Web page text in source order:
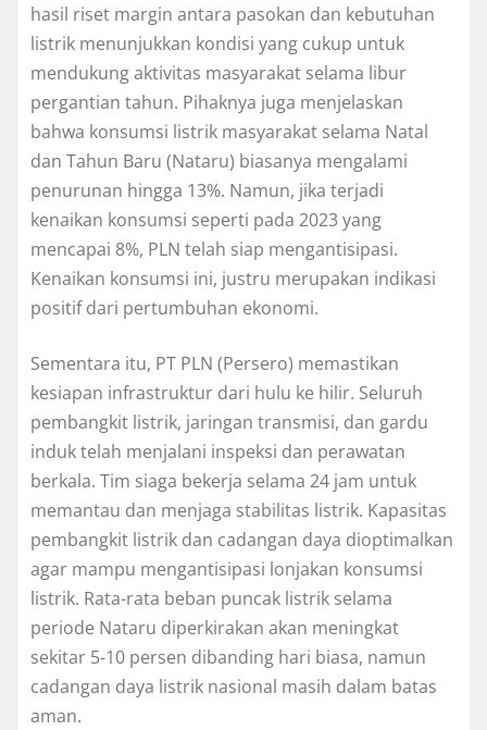
hasil riset margin antara pasokan dan kebutuhan
listrik menunjukkan kondisi yang cukup untuk
mendukung aktivitas masyarakat selama libur
pergantian tahun. Pihaknya juga menjelaskan
bahwa konsumsi listrik masyarakat selama Natal
dan Tahun Baru (Nataru) biasanya mengalami
penurunan hingga 13%. Namun, jika terjadi
kenaikan konsumsi seperti pada 2023 yang
mencapai 8%, PLN telah siap mengantisipasi.
Kenaikan konsumsi ini, justru merupakan indikasi
positif dari pertumbuhan ekonomi.
Sementara itu, PT PLN (Persero) memastikan
kesiapan infrastruktur dari hulu ke hilir. Seluruh
pembangkit listrik, jaringan transmisi, dan gardu
induk telah menjalani inspeksi dan perawatan
berkala. Tim siaga bekerja selama 24 jam untuk
memantau dan menjaga stabilitas listrik. Kapasitas
pembangkit listrik dan cadangan daya dioptimalkan
agar mampu mengantisipasi lonjakan konsumsi
listrik. Rata-rata beban puncak listrik selama
periode Nataru diperkirakan akan meningkat
sekitar 5-10 persen dibanding hari biasa, namun
cadangan daya listrik nasional masih dalam batas
aman.